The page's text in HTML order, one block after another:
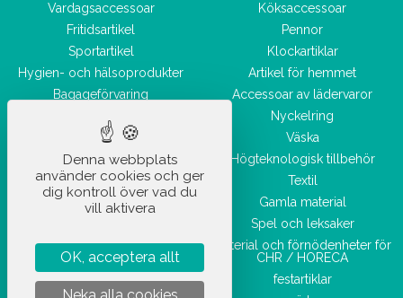
Vardagsaccessoar
Fritidsartikel
Sportartikel
Hygien- och hälsoprodukter
Bagageförvaring
Köksaccessoar
Pennor
Klockartiklar
Artikel för hemmet
Accessoar av lädervaror
Nyckelring
Väska
Högteknologisk tillbehör
Textil
Gamla material
Spel och leksaker
Material och förnödenheter för
CHR / HORECA
festartiklar
Denna webbplats
använder cookies och ger
dig kontroll över vad du
vill aktivera
OK, acceptera allt